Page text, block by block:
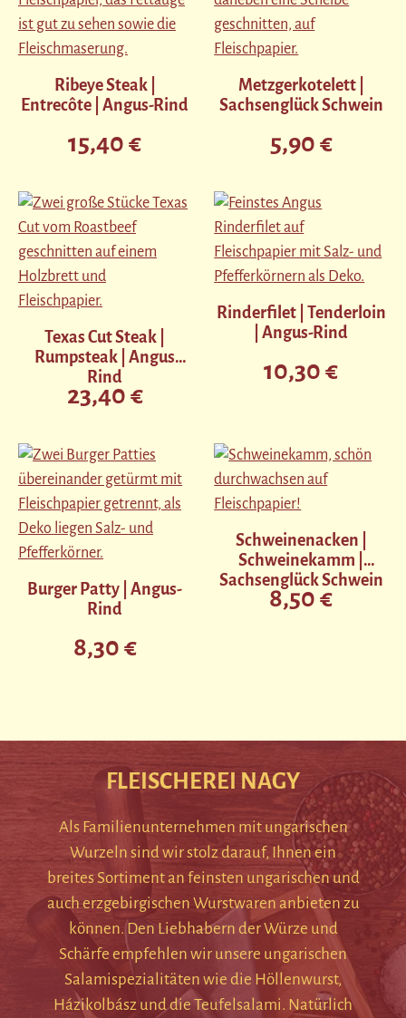
Ribeye Steak |
Entrecôte | Angus-Rind
Regulärer Preis:
15,40 €
Metzgerkotelett |
Sachsenglück Schwein
Regulärer Preis:
5,90 €
Texas Cut Steak |
Rumpsteak | Angus
Rind
Regulärer Preis:
23,40 €
Rinderfilet | Tenderloin
| Angus-Rind
Regulärer Preis:
10,30 €
Burger Patty | Angus-
Rind
Regulärer Preis:
8,30 €
Schweinenacken |
Schweinekamm |
Sachsenglück Schwein
Regulärer Preis:
8,50 €
FLEISCHEREI NAGY
Als Familienunternehmen mit ungarischen
Wurzeln sind wir stolz darauf, Ihnen ein
breites Sortiment an feinsten ungarischen und
auch erzgebirgischen Wurstwaren anbieten zu
können. Den Liebhabern der Würze und
Schärfe empfehlen wir unsere ungarischen
Salamispezialitäten wie die Höllenwurst,
Házikolbász und die Teufelsalami. Natürlich